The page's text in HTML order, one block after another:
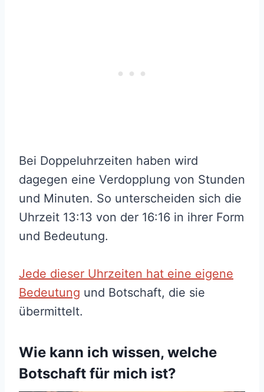
Bei Doppeluhrzeiten haben wird
dagegen eine Verdopplung von Stunden
und Minuten. So unterscheiden sich die
Uhrzeit 13:13 von der 16:16 in ihrer Form
und Bedeutung.
Jede dieser Uhrzeiten hat eine eigene
Bedeutung und Botschaft, die sie
übermittelt.
Wie kann ich wissen, welche
Botschaft für mich ist?